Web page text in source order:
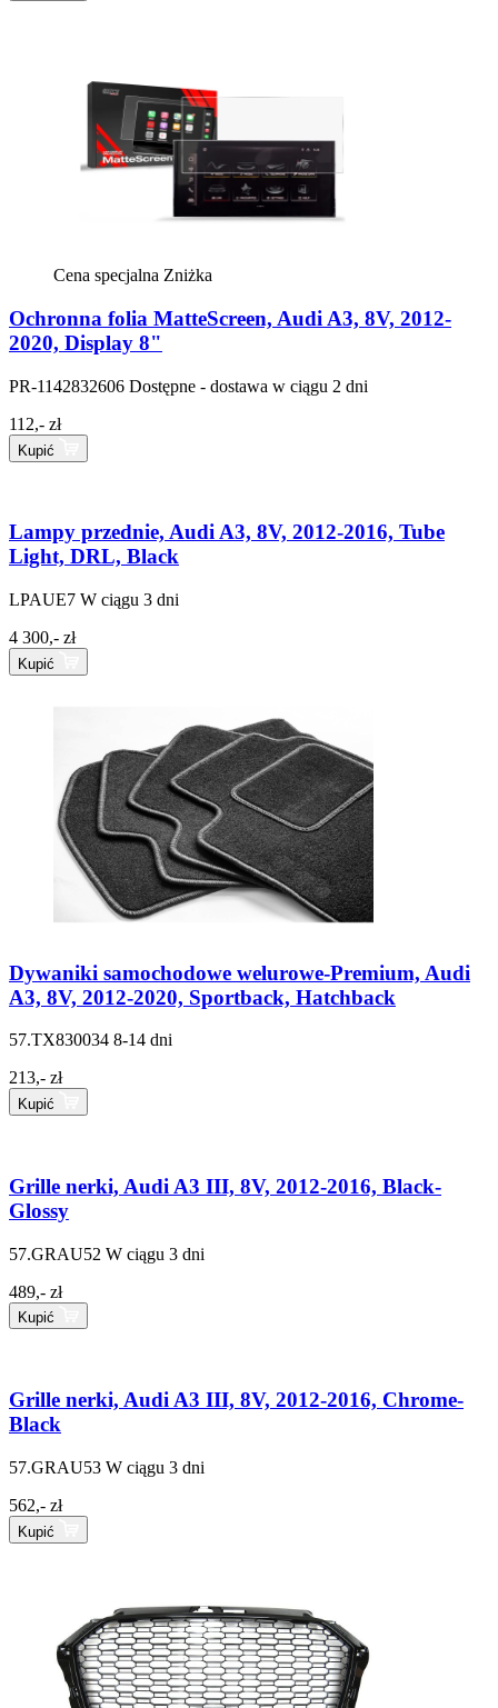
Cena specjalna Zniżka
Ochronna folia MatteScreen, Audi A3, 8V, 2012-
2020, Display 8"
PR-1142832606 Dostępne - dostawa w ciągu 2 dni
112,- zł
Kupić
Lampy przednie, Audi A3, 8V, 2012-2016, Tube
Light, DRL, Black
LPAUE7 W ciągu 3 dni
4 300,- zł
Kupić
Dywaniki samochodowe welurowe-Premium, Audi
A3, 8V, 2012-2020, Sportback, Hatchback
57.TX830034 8-14 dni
213,- zł
Kupić
Grille nerki, Audi A3 III, 8V, 2012-2016, Black-
Glossy
57.GRAU52 W ciągu 3 dni
489,- zł
Kupić
Grille nerki, Audi A3 III, 8V, 2012-2016, Chrome-
Black
57.GRAU53 W ciągu 3 dni
562,- zł
Kupić